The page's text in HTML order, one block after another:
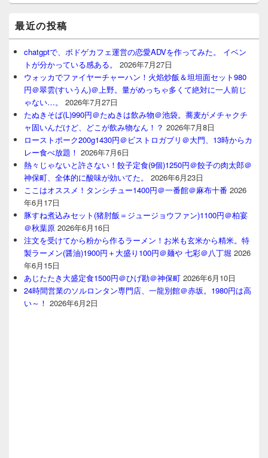
最近の投稿
chatgptで、ボドゲカフェ運営の恋愛ADVを作ってみた。 イベン
トが分かっている感ある。
2026年7月27日
ウォッカでファイヤーチャーハン！火焰炒飯＆坦坦面セット980
円＠翠雲(すいうん)＠上野。量がめっちゃ多くて絶対に一人前じ
ゃない…。
2026年7月27日
たぬきそば(L)990円＠たぬきは飲み物＠池袋。蕎麦がメチャクチ
ャ固いんだけど、どこが飲み物なん！？ 2026年7月8日
ローストポーク200g1430円＠ビストロガブリ＠大門、13時からカ
レー食べ放題！ 2026年7月6日
熱々じゃないと許さない！餃子定食(9個)1250円＠餃子の肉太郎＠
神保町、全体的に酸味が効いてた。
2026年6月23日
ここはオススメ！タンシチュー1400円＠一番館＠麻布十番 2026
年6月17日
豚すね煮込みセット(猪肘飯＝ジュージョウファン)1100円＠柏宴
＠秋葉原 2026年6月16日
注文を受けてから粉から作るラーメン！お米も玄米から精米。特
製ラーメン(醤油)1900円＋大盛り100円＠麺や 七彩＠八丁堀 2026
年6月15日
あじたたき大盛定食1500円＠ひげ勘＠神保町 2026年6月10日
24時間営業のソルロンタン専門店、一龍別館＠赤坂。1980円は高
い～！ 2026年6月2日